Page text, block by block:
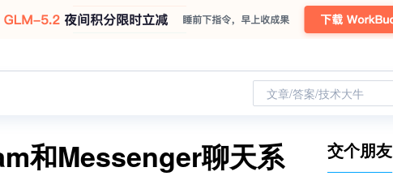
文章/答案/技术大牛
和Messenger聊天系
交个朋友